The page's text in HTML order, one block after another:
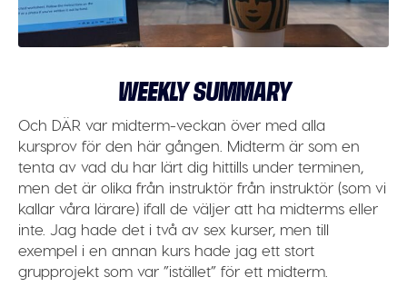
WEEKLY SUMMARY
Och DÄR var midterm-veckan över med alla
kursprov för den här gången. Midterm är som en
tenta av vad du har lärt dig hittills under terminen,
men det är olika från instruktör från instruktör (som vi
kallar våra lärare) ifall de väljer att ha midterms eller
inte. Jag hade det i två av sex kurser, men till
exempel i en annan kurs hade jag ett stort
grupprojekt som var ”istället” för ett midterm.